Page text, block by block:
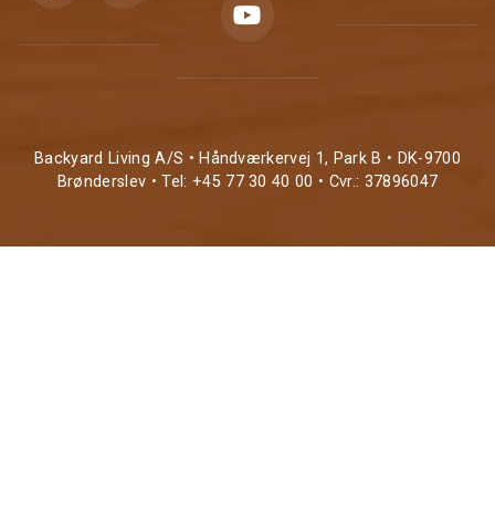
Backyard Living A/S • Håndværkervej 1, Park B • DK-9700
Brønderslev • Tel: +45 77 30 40 00 • Cvr.: 37896047